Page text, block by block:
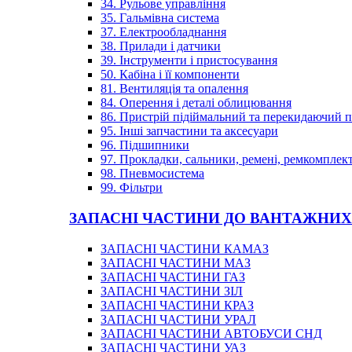
34. Рульове управління
35. Гальмівна система
37. Електрообладнання
38. Прилади і датчики
39. Інструменти і пристосування
50. Кабіна і її компоненти
81. Вентиляція та опалення
84. Оперення і деталі облицювання
86. Пристрій підіймальний та перекидаючий
95. Інші запчастини та аксесуари
96. Підшипники
97. Прокладки, сальники, ремені,
98. Пневмосистема
99. Фільтри
ЗАПАСНІ ЧАСТИНИ ДО
ЗАПАСНІ ЧАСТИНИ КАМАЗ
ЗАПАСНІ ЧАСТИНИ МАЗ
ЗАПАСНІ ЧАСТИНИ ГАЗ
ЗАПАСНІ ЧАСТИНИ ЗІЛ
ЗАПАСНІ ЧАСТИНИ КРАЗ
ЗАПАСНІ ЧАСТИНИ УРАЛ
ЗАПАСНІ ЧАСТИНИ АВТОБУСИ СНД
ЗАПАСНІ ЧАСТИНИ УАЗ